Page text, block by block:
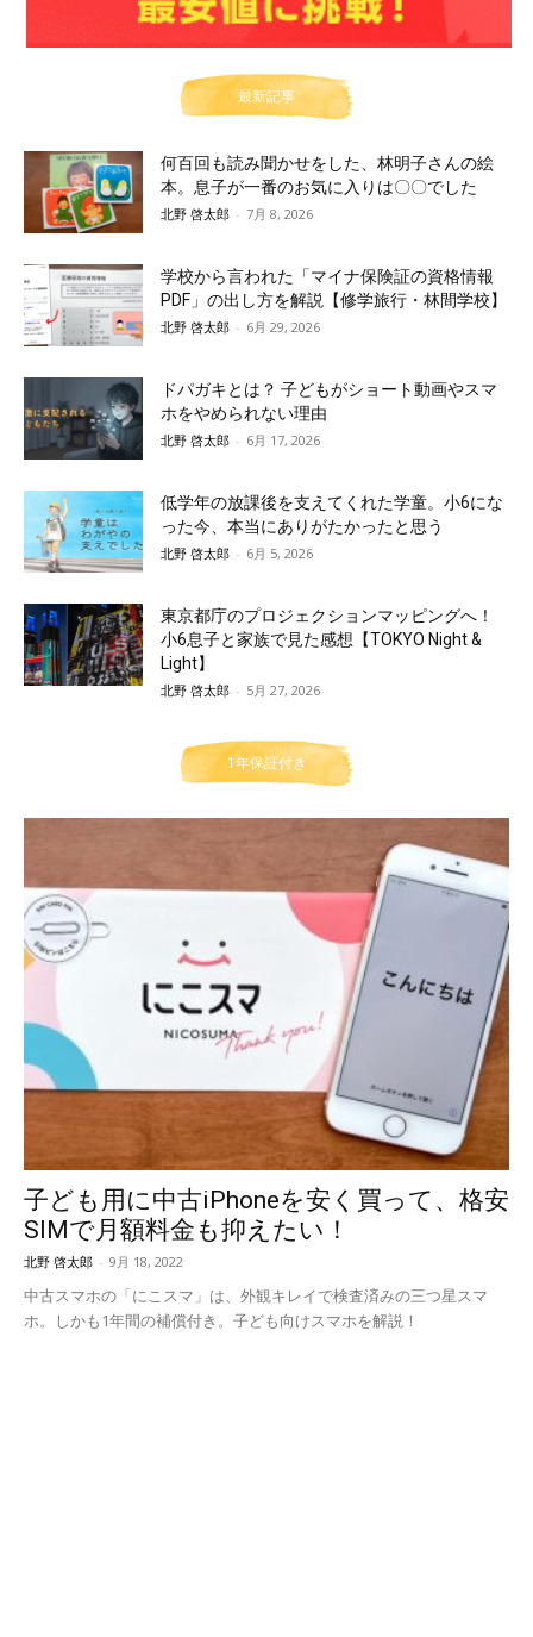
最新記事
何百回も読み聞かせをした、林明子さんの絵
本。息子が一番のお気に入りは〇〇でした
北野 啓太郎 - 7月 8, 2026
学校から言われた「マイナ保険証の資格情報
PDF」の出し方を解説【修学旅行・林間学校】
北野 啓太郎 - 6月 29, 2026
ドパガキとは？ 子どもがショート動画やスマ
ホをやめられない理由
北野 啓太郎 - 6月 17, 2026
低学年の放課後を支えてくれた学童。小6にな
った今、本当にありがたかったと思う
北野 啓太郎 - 6月 5, 2026
東京都庁のプロジェクションマッピングへ！
小6息子と家族で見た感想【TOKYO Night &
Light】
北野 啓太郎 - 5月 27, 2026
1年保証付き
子ども用に中古iPhoneを安く買って、格安
SIMで月額料金も抑えたい！
北野 啓太郎 - 9月 18, 2022
中古スマホの「にこスマ」は、外観キレイで検査済みの三つ星スマ
ホ。しかも1年間の補償付き。子ども向けスマホを解説！